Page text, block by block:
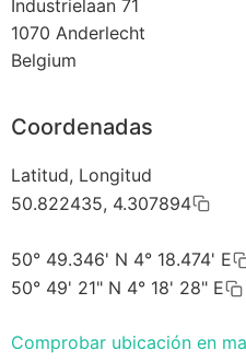
Industrielaan 71
1070 Anderlecht
Belgium
Coordenadas
Latitud, Longitud
50.822435, 4.307894
50° 49.346' N 4° 18.474' E
50° 49' 21" N 4° 18' 28" E
Comprobar ubicación en